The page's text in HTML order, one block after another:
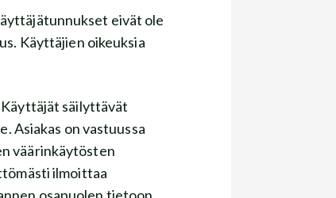
eivät ole
Käyttäjien oikeuksia
säilyttävät
Asiakas on vastuussa
väärinkäytösten
ilmoittaa